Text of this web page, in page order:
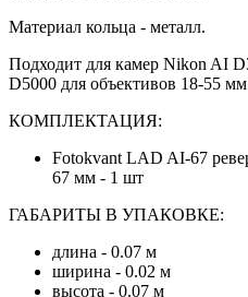
Материал кольца - металл.
Подходит для камер Nikon AI
D5000 для объективов 18-55
КОМПЛЕКТАЦИЯ:
Fotokvant LAD AI-67
67 мм - 1 шт
ГАБАРИТЫ В УПАКОВКЕ:
длина - 0.07 м
ширина - 0.02 м
высота - 0.07 м